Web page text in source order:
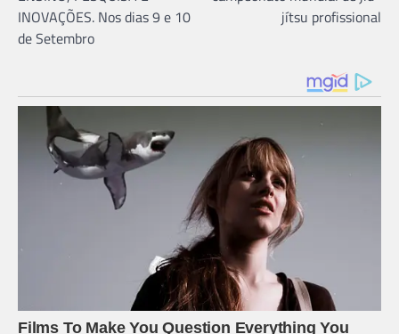
INOVAÇÕES. Nos dias 9 e 10
de Setembro
jítsu profissional